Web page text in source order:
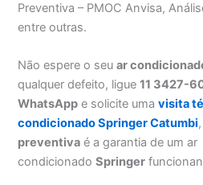
Preventiva – PMOC Anvisa,
entre outras.
Não espere o seuar
qualquer defeito, ligue11 3427-
WhatsApp e solicite umavisita
condicionado Springer Catumbi
preventiva é a garantia de um ar
condicionadoSpringer